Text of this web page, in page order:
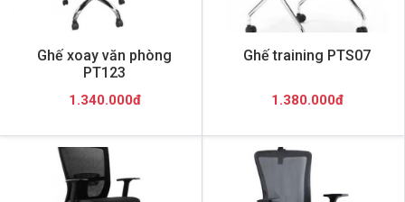
Ghế xoay văn phòng
PT123
1.340.000đ
Ghế training PTS07
1.380.000đ